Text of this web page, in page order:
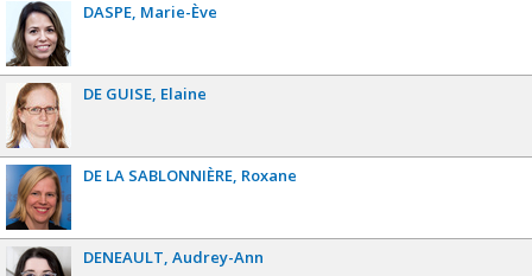
DASPE Marie-Ève
DE GUISE Elaine
DE LA SABLONNIÈRE Roxane
DENEAULT Audrey-Ann